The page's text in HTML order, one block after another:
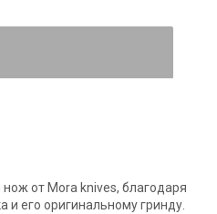
от Mora knives, благодаря
и его оригинальному гринду.